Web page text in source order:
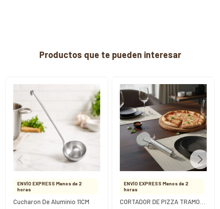
Productos que te pueden interesar
ENVÍO EXPRESS Menos de 2
horas
Cucharon De Aluminio 11CM
ENVÍO EXPRESS Menos de 2
horas